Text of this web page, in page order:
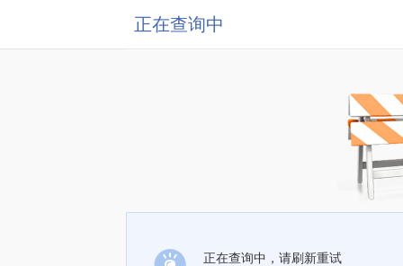
正在查询中
正在查询中，请刷新重试